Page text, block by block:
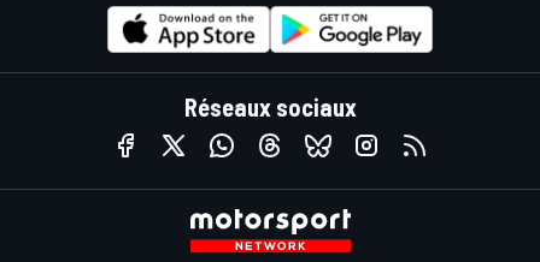
Réseaux sociaux